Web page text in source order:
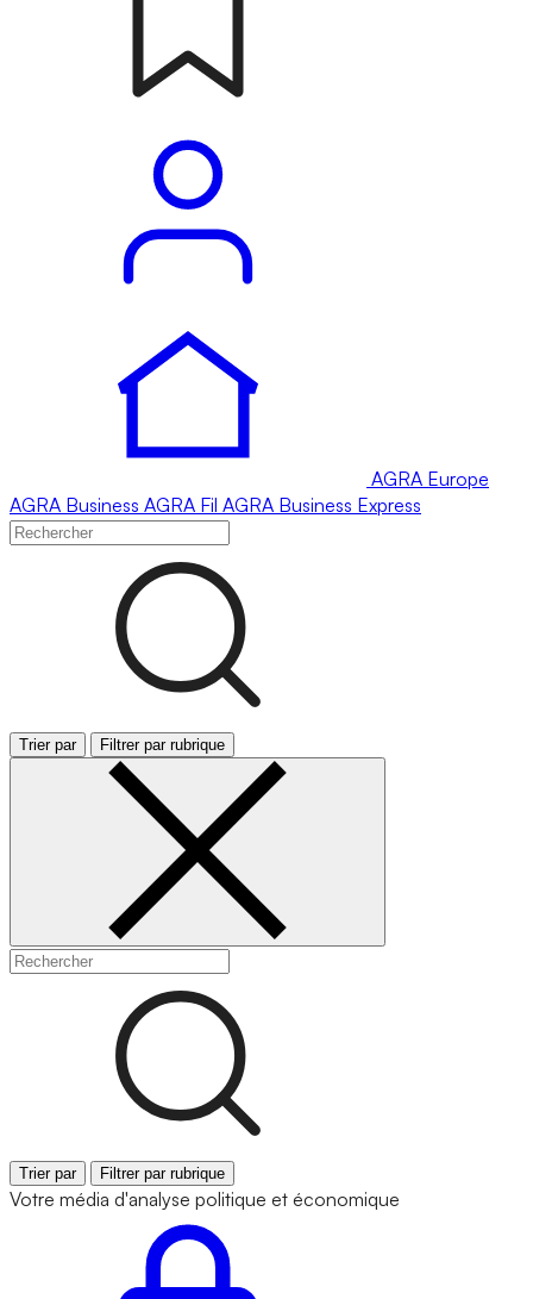
AGRA Europe
AGRA Business AGRA Fil AGRA Business Express
Trier par Filtrer par rubrique
Trier par Filtrer par rubrique
Votre média d'analyse politique et économique